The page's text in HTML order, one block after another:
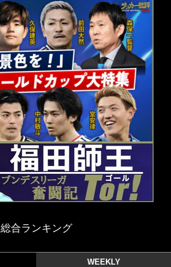
総合ランキング
WEEKLY